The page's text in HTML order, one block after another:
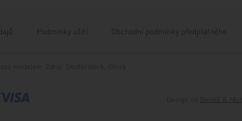
Podmínky užití Obchodní podmínky předplatného
modelem. Zdroj: Shutterstock, iStock.
Beneš & Michl